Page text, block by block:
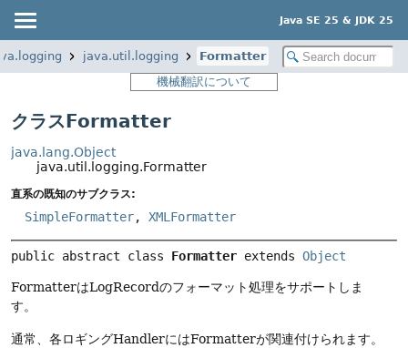
Java SE 25 & JDK 25
java.util.logging
Formatter
機械翻訳について
クラスFormatter
java.lang.Object
java.util.logging.Formatter
直系の既知のサブクラス:
SimpleFormatter, XMLFormatter
public abstract class Formatter extends Object
FormatterはLogRecordのフォーマット処理をサポートしま
す。
通常、各ロギングHandlerにはFormatterが関連付けられます。